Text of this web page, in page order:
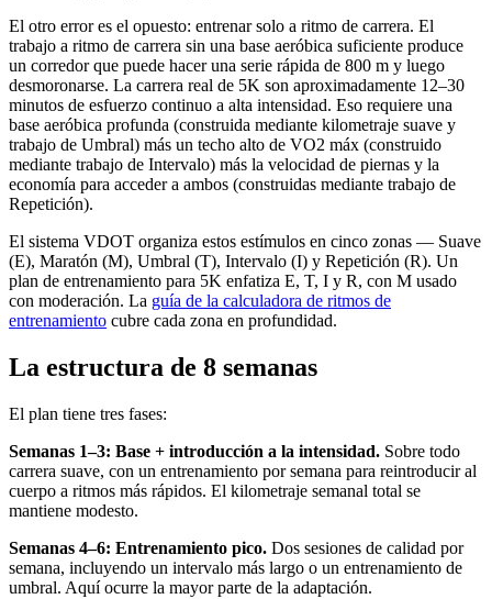
El otro error es el opuesto: entrenar solo a ritmo de carrera. El
trabajo a ritmo de carrera sin una base aeróbica suficiente produce
un corredor que puede hacer una serie rápida de 800 m y luego
desmoronarse. La carrera real de 5K son aproximadamente 12–30
minutos de esfuerzo continuo a alta intensidad. Eso requiere una
base aeróbica profunda (construida mediante kilometraje suave y
trabajo de Umbral) más un techo alto de VO2 máx (construido
mediante trabajo de Intervalo) más la velocidad de piernas y la
economía para acceder a ambos (construidas mediante trabajo de
Repetición).
El sistema VDOT organiza estos estímulos en cinco zonas — Suave
(E), Maratón (M), Umbral (T), Intervalo (I) y Repetición (R). Un
plan de entrenamiento para 5K enfatiza E, T, I y R, con M usado
con moderación. La guía de la calculadora de ritmos de
entrenamiento cubre cada zona en profundidad.
La estructura de 8 semanas
El plan tiene tres fases:
Semanas 1–3: Base + introducción a la intensidad. Sobre todo
carrera suave, con un entrenamiento por semana para reintroducir al
cuerpo a ritmos más rápidos. El kilometraje semanal total se
mantiene modesto.
Semanas 4–6: Entrenamiento pico. Dos sesiones de calidad por
semana, incluyendo un intervalo más largo o un entrenamiento de
umbral. Aquí ocurre la mayor parte de la adaptación.